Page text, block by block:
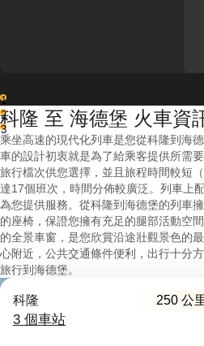
1
2
3
科隆 至 海德堡 火車資
乘坐高速的現代化列車是您從科隆到海
車的設計初衷就是為了給乘客提供所需
旅行檔次供您選擇，並且旅程時間較短
達17個班次，時間分佈較廣泛。列車上
為您提供服務。從科隆到海德堡的列車
的座椅，保證您擁有充足的腿部活動空
的全景車窗，是您欣賞沿途壯觀景色的
心附近，公共交通條件便利，出行十分
旅行到海德堡。
科隆 250 公
3 個車站